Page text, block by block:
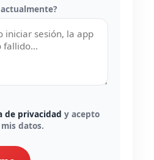
de privacidad y acepto
datos.